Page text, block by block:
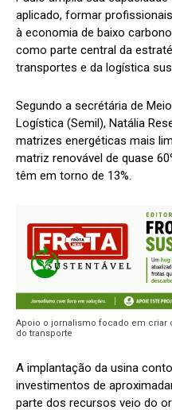
aplicado, formar
à economia de baixo
como parte central da
transportes e da logística
Segundo a secrétária de
Logística (Semil), Natália
matrizes energéticas mais
matriz renovável de quase
têm em torno de 13%.
Apoio o jornalismo focado em criar
do transporte
A implantação da usina
investimentos de
parte dos recursos veio do